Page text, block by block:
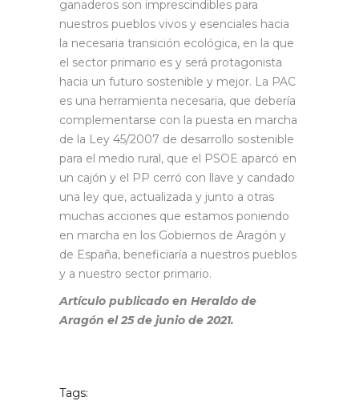
ganaderos son imprescindibles para
nuestros pueblos vivos y esenciales hacia
la necesaria transición ecológica, en la que
el sector primario es y será protagonista
hacia un futuro sostenible y mejor. La PAC
es una herramienta necesaria, que debería
complementarse con la puesta en marcha
de la Ley 45/2007 de desarrollo sostenible
para el medio rural, que el PSOE aparcó en
un cajón y el PP cerró con llave y candado
una ley que, actualizada y junto a otras
muchas acciones que estamos poniendo
en marcha en los Gobiernos de Aragón y
de España, beneficiaría a nuestros pueblos
y a nuestro sector primario.
Artículo publicado en Heraldo de
Aragón el 25 de junio de 2021.
Tags: